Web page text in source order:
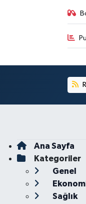
Ana Sayfa
Kategoriler
Genel
Sağlık